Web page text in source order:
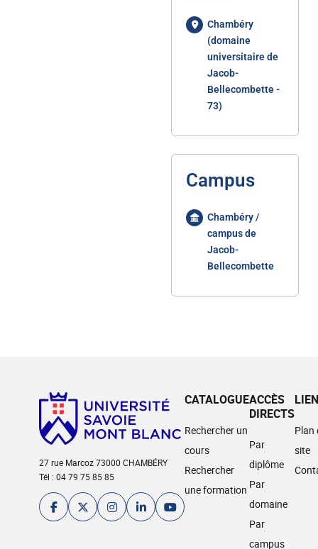
Chambéry
(domaine
universitaire de
Jacob-
Bellecombette -
73)
Campus
Chambéry /
campus de
Jacob-
Bellecombette
27 rue Marcoz 73000 CHAMBÉRY
Tél : 04 79 75 85 85
CATALOGUE
Rechercher un
cours
Rechercher
une formation
ACCÈS
DIRECTS
Par
diplôme
Par
domaine
Par
campus
Plan
site